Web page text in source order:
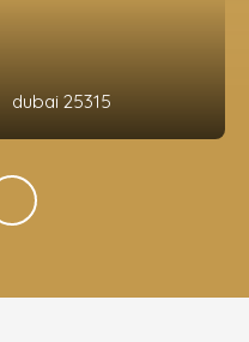
dubai 25315